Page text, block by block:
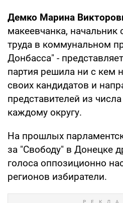
Демко Марина
макеевчанка,
труда в коммунальном
Донбасса" -
партия решила ни с кем
своих кандидатов и
представителей из
каждому округу.
На прошлых
за "Свободу" в Донецке
голоса оппозиционно
регионов избиратели.